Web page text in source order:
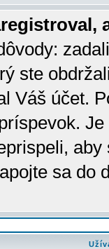
ste
Váš účet.
sa do